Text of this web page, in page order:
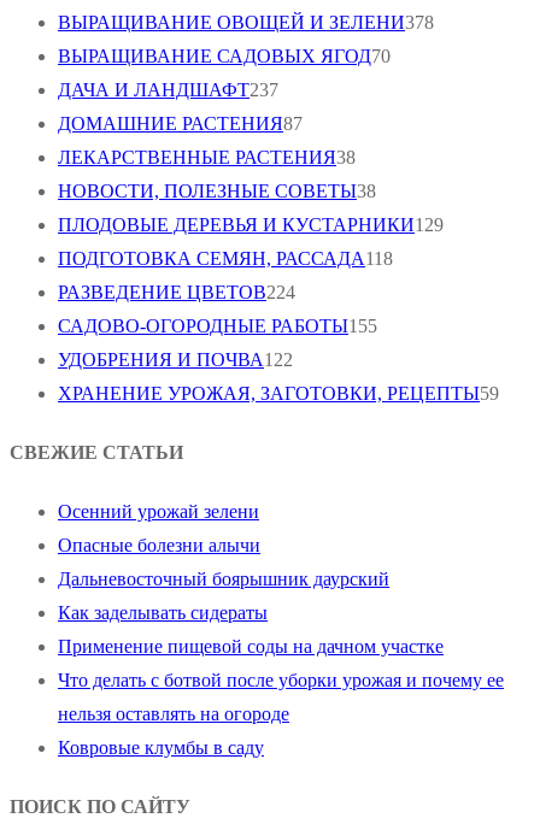
ВЫРАЩИВАНИЕ ОВОЩЕЙ И ЗЕЛЕНИ378
ВЫРАЩИВАНИЕ САДОВЫХ ЯГОД70
ДАЧА И ЛАНДШАФТ237
ДОМАШНИЕ РАСТЕНИЯ87
ЛЕКАРСТВЕННЫЕ РАСТЕНИЯ38
НОВОСТИ, ПОЛЕЗНЫЕ СОВЕТЫ38
ПЛОДОВЫЕ ДЕРЕВЬЯ И КУСТАРНИКИ129
ПОДГОТОВКА СЕМЯН, РАССАДА118
РАЗВЕДЕНИЕ ЦВЕТОВ224
САДОВО-ОГОРОДНЫЕ РАБОТЫ155
УДОБРЕНИЯ И ПОЧВА122
ХРАНЕНИЕ УРОЖАЯ, ЗАГОТОВКИ, РЕЦЕПТЫ59
СВЕЖИЕ СТАТЬИ
Осенний урожай зелени
Опасные болезни алычи
Дальневосточный боярышник даурский
Как заделывать сидераты
Применение пищевой соды на дачном участке
Что делать с ботвой после уборки урожая и почему ее
нельзя оставлять на огороде
Ковровые клумбы в саду
ПОИСК ПО САЙТУ